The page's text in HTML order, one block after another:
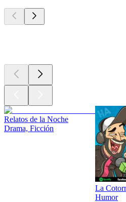
Relatos de la Noche
Drama, Ficción
La
Humor